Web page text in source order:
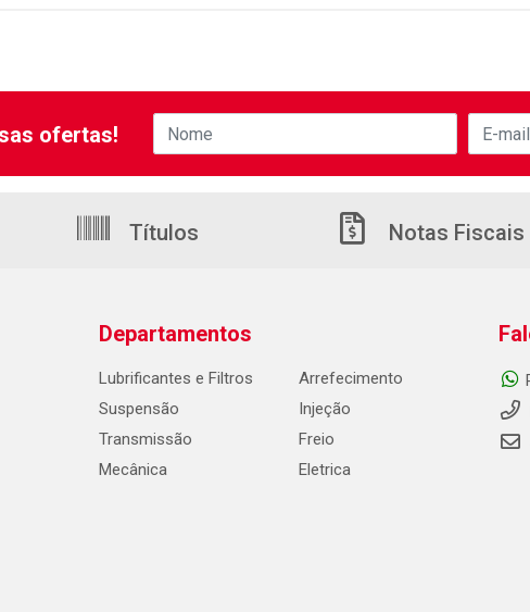
ofertas!
Títulos Notas Fiscais
Departamentos
Lubrificantes e Filtros
Suspensão
Transmissão
Mecânica
Arrefecimento
Injeção
Freio
Eletrica